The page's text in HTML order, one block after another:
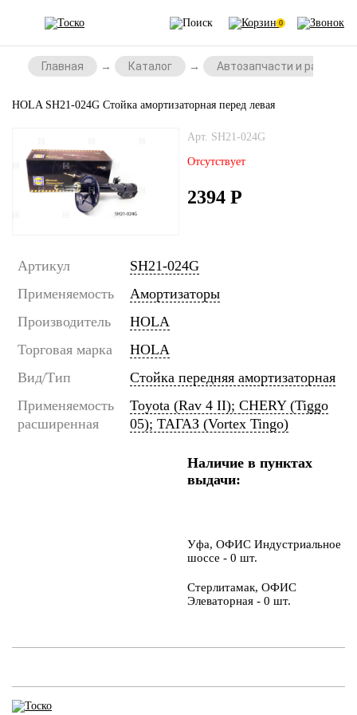
0
Главная Каталог Автозапчасти и
HOLA SH21-024G Стойка амортизаторная перед левая
Арт. SH21-024G
Отсутствует
2394 Р
Артикул
SH21-024G
Применяемость
Амортизаторы
Производитель
HOLA
Торговая марка
HOLA
Вид/Тип
Стойка передняя амортизаторная
Применяемость
расширенная
Toyota (Rav 4 II); CHERY (Tiggo
05); ТАГАЗ (Vortex Tingo)
Наличие в пунктах
выдачи:
Уфа, ОФИС Индустриальное
шоссе - 0 шт.
Стерлитамак, ОФИС
Элеваторная - 0 шт.